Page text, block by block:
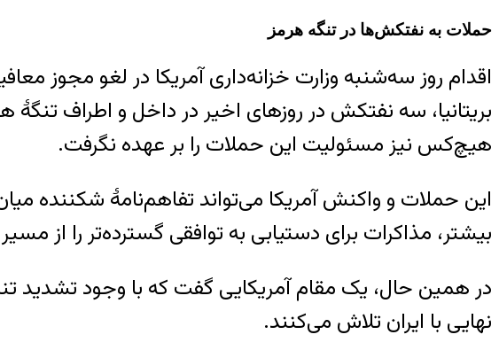
حملات به نفتکش‌ها در تنگه هرمز
اقدام روز سه‌شنبه وزارت خزانه‌داری آمریکا در لغو مجوز
بریتانیا، سه نفتکش در روزهای اخیر در داخل و اطراف تنگهٔ
هیچ‌کس نیز مسئولیت این حملات را بر عهده نگرفت.
این حملات و واکنش آمریکا می‌تواند تفاهم‌نامهٔ شکننده
بیشتر، مذاکرات برای دستیابی به توافقی گسترده‌تر را از
در همین حال، یک مقام آمریکایی گفت که با وجود تشدید
نهایی با ایران تلاش می‌کنند.